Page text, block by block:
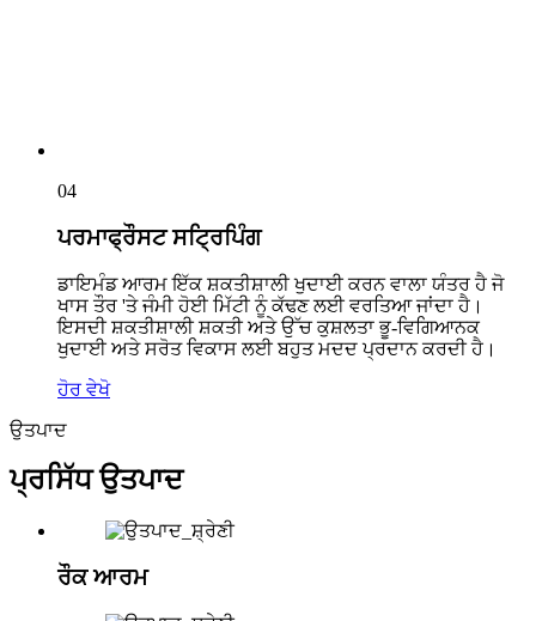
04
ਪਰਮਾਫ੍ਰੌਸਟ ਸਟ੍ਰਿਪਿੰਗ
ਡਾਇਮੰਡ ਆਰਮ ਇੱਕ ਸ਼ਕਤੀਸ਼ਾਲੀ ਖੁਦਾਈ ਕਰਨ ਵਾਲਾ ਯੰਤਰ ਹੈ ਜੋ
ਖਾਸ ਤੌਰ 'ਤੇ ਜੰਮੀ ਹੋਈ ਮਿੱਟੀ ਨੂੰ ਕੱਢਣ ਲਈ ਵਰਤਿਆ ਜਾਂਦਾ ਹੈ।
ਇਸਦੀ ਸ਼ਕਤੀਸ਼ਾਲੀ ਸ਼ਕਤੀ ਅਤੇ ਉੱਚ ਕੁਸ਼ਲਤਾ ਭੂ-ਵਿਗਿਆਨਕ
ਖੁਦਾਈ ਅਤੇ ਸਰੋਤ ਵਿਕਾਸ ਲਈ ਬਹੁਤ ਮਦਦ ਪ੍ਰਦਾਨ ਕਰਦੀ ਹੈ।
ਹੋਰ ਵੇਖੋ
ਉਤਪਾਦ
ਪ੍ਰਸਿੱਧ ਉਤਪਾਦ
ਰੌਕ ਆਰਮ